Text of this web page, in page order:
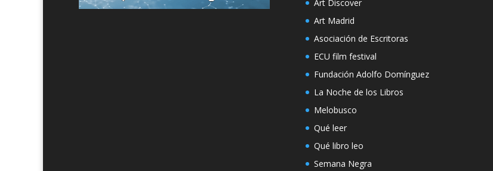
Art Discover
Art Madrid
Asociación de Escritoras
ECU film festival
Fundación Adolfo Domínguez
La Noche de los Libros
Melobusco
Qué leer
Qué libro leo
Semana Negra